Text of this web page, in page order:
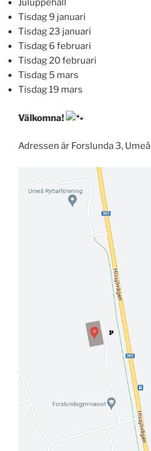
Juluppehåll
Tisdag 9 januari
Tisdag 23 januari
Tisdag 6 februari
Tisdag 20 februari
Tisdag 5 mars
Tisdag 19 mars
Välkomna!
Adressen är Forslunda 3, Umeå